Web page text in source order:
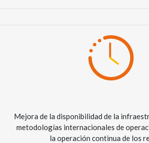
Mejora de la disponibilidad de la
metodologías internacionales de
la operación continua de los